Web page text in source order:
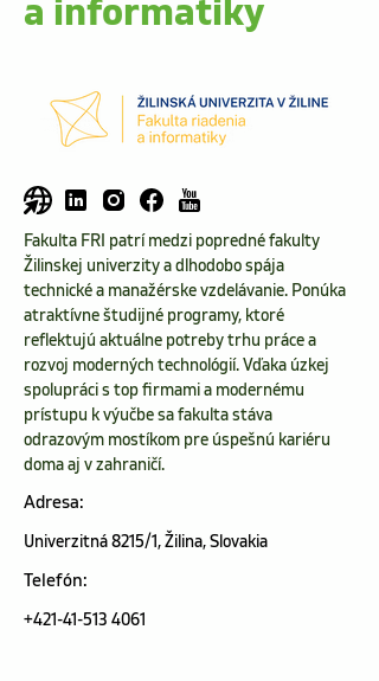
a informatiky
Fakulta FRI patrí medzi popredné fakulty
Žilinskej univerzity a dlhodobo spája
technické a manažérske vzdelávanie. Ponúka
atraktívne študijné programy, ktoré
reflektujú aktuálne potreby trhu práce a
rozvoj moderných technológií. Vďaka úzkej
spolupráci s top firmami a modernému
prístupu k výučbe sa fakulta stáva
odrazovým mostíkom pre úspešnú kariéru
doma aj v zahraničí.
Adresa:
Univerzitná 8215/1, Žilina, Slovakia
Telefón:
+421-41-513 4061